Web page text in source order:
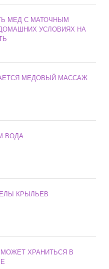
МЕД С МАТОЧНЫМ
УСЛОВИЯХ НА
МЕДОВЫЙ МАССАЖ
ВОДА
КРЫЛЬЕВ
ХРАНИТЬСЯ В